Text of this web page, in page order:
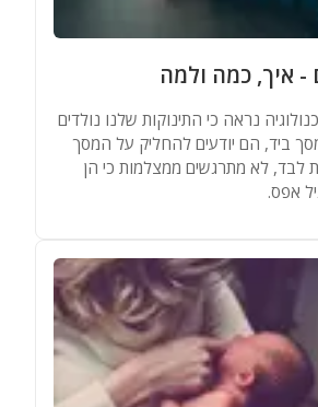
מחשבונים
- איך, כמה ולמה
נראה כי התינוקות שלנו נולדים
ביד, הם יודעים להחליק על המסך
לבד, לא מתרגשים ממצלמות כי הן
אפס.